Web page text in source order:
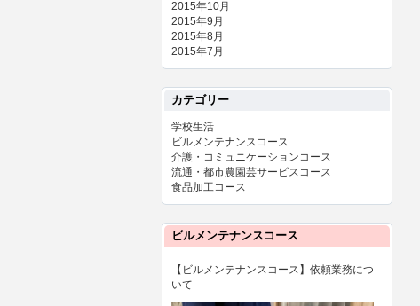
2015年10月
2015年9月
2015年8月
2015年7月
カテゴリー
学校生活
ビルメンテナンスコース
介護・コミュニケーションコース
流通・都市農園芸サービスコース
食品加工コース
ビルメンテナンスコース
【ビルメンテナンスコース】依頼業務につ
いて